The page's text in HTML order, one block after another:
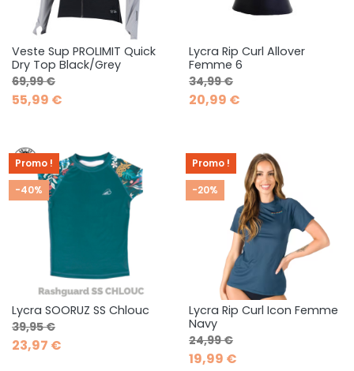
Veste Sup PROLIMIT Quick
Dry Top Black/Grey
Prix de base
69,99 €Prix
55,99 €
Lycra Rip Curl Allover
Femme 6
Prix de base
34,99 €Prix
20,99 €
Lycra SOORUZ SS Chlouc
Prix de base
39,95 €Prix
23,97 €
Promo !
-40%
Lycra Rip Curl Icon Femme
Navy
Prix de base
24,99 €Prix
19,99 €
Promo !
-20%